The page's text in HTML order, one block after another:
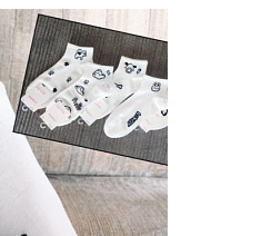
10 шт.